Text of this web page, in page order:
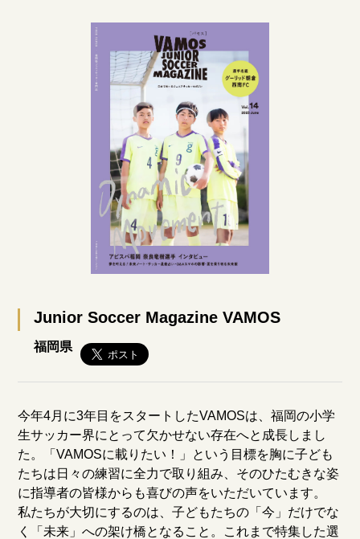
Junior Soccer Magazine VAMOS
福岡県
今年4月に3年目をスタートしたVAMOSは、福岡の小学
生サッカー界にとって欠かせない存在へと成長しまし
た。「VAMOSに載りたい！」という目標を胸に子ども
たちは日々の練習に全力で取り組み、そのひたむきな姿
に指導者の皆様からも喜びの声をいただいています。
私たちが大切にするのは、子どもたちの「今」だけでな
く「未来」への架け橋となること。これまで特集した選